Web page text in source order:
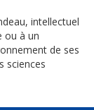
intellectuel
ou à un
de ses
sciences